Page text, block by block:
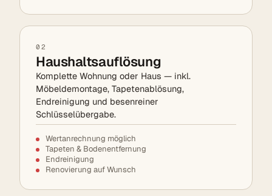
02
Haushaltsauflösung
Komplette Wohnung oder Haus — inkl.
Möbeldemontage, Tapetenablösung,
Endreinigung und besenreiner
Schlüsselübergabe.
Wertanrechnung möglich
Tapeten & Bodenentfernung
Endreinigung
Renovierung auf Wunsch